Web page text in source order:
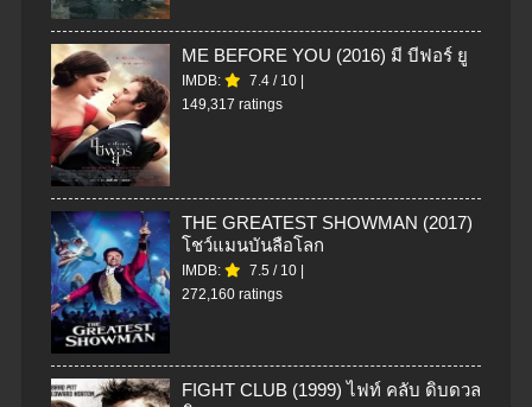
ME BEFORE YOU (2016) มี บีฟอร์ ยู
IMDB: 7.4 / 10
149,317 ratings
THE GREATEST SHOWMAN (2017)
โชว์แมนบันลือโลก
IMDB: 7.5 / 10
272,160 ratings
FIGHT CLUB (1999) ไฟท์ คลับ ดิบดวล